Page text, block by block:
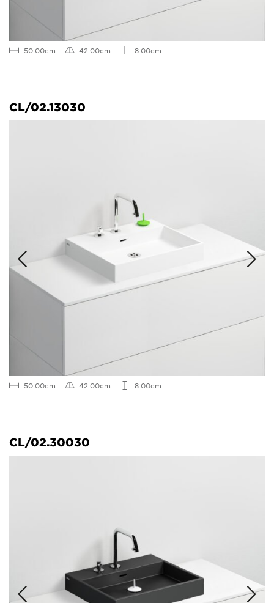
50.00cm 42.00cm 8.00cm
CL/02.13030
50.00cm 42.00cm 8.00cm
CL/02.30030